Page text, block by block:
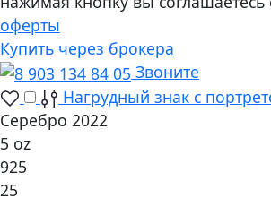
оферты
Купить через брокера
Звоните
Нагрудный знак с
Серебро 2022
5 oz
925
25